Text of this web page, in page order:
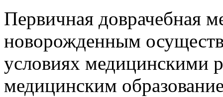
Первичная доврачебная
новорожденным
условиях медицинскими
медицинским